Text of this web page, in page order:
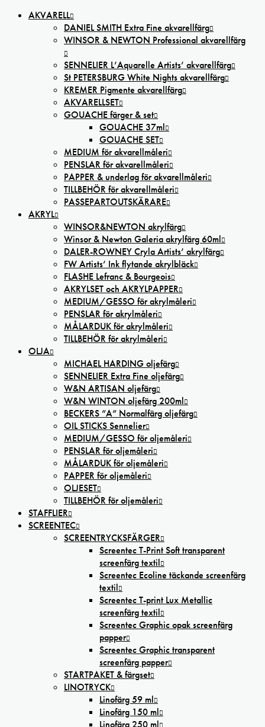
AKVARELL
DANIEL SMITH Extra Fine akvarellfärg
WINSOR & NEWTON Professional akvarellfärg
SENNELIER L’Aquarelle Artists’ akvarellfärg
St PETERSBURG White Nights akvarellfärg
KREMER Pigmente akvarellfärg
AKVARELLSET
GOUACHE färger & set
GOUACHE 37ml
GOUACHE SET
MEDIUM för akvarellmåleri
PENSLAR för akvarellmåleri
PAPPER & underlag för akvarellmåleri
TILLBEHÖR för akvarellmåleri
PASSEPARTOUTSKÄRARE
AKRYL
WINSOR&NEWTON akrylfärg
Winsor & Newton Galeria akrylfärg 60ml
DALER-ROWNEY Cryla Artists’ akrylfärg
FW Artists’ Ink flytande akrylbläck
FLASHE Lefranc & Bourgeois
AKRYLSET och AKRYLPAPPER
MEDIUM/GESSO för akrylmåleri
PENSLAR för akrylmåleri
MÅLARDUK för akrylmåleri
TILLBEHÖR för akrylmåleri
OLJA
MICHAEL HARDING oljefärg
SENNELIER Extra Fine oljefärg
W&N ARTISAN oljefärg
W&N WINTON oljefärg 200ml
BECKERS ”A” Normalfärg oljefärg
OIL STICKS Sennelier
MEDIUM/GESSO för oljemåleri
PENSLAR för oljemåleri
MÅLARDUK för oljemåleri
PAPPER för oljemåleri
OLJESET
TILLBEHÖR för oljemåleri
STAFFLIER
SCREENTEC
SCREENTRYCKSFÄRGER
Screentec T-Print Soft transparent
screenfärg textil
Screentec Ecoline täckande screenfärg
textil
Screentec T-print Lux Metallic
screenfärg textil
Screentec Graphic opak screenfärg
papper
Screentec Graphic transparent
screenfärg papper
STARTPAKET & färgset
LINOTRYCK
Linofärg 59 ml
Linofärg 150 ml
Linofärg 250 ml